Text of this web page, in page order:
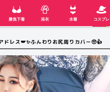
勝負下着 浴衣 水着 コスプレ
ドレス🪽✨ふんわりお尻周りカバー🥺👍